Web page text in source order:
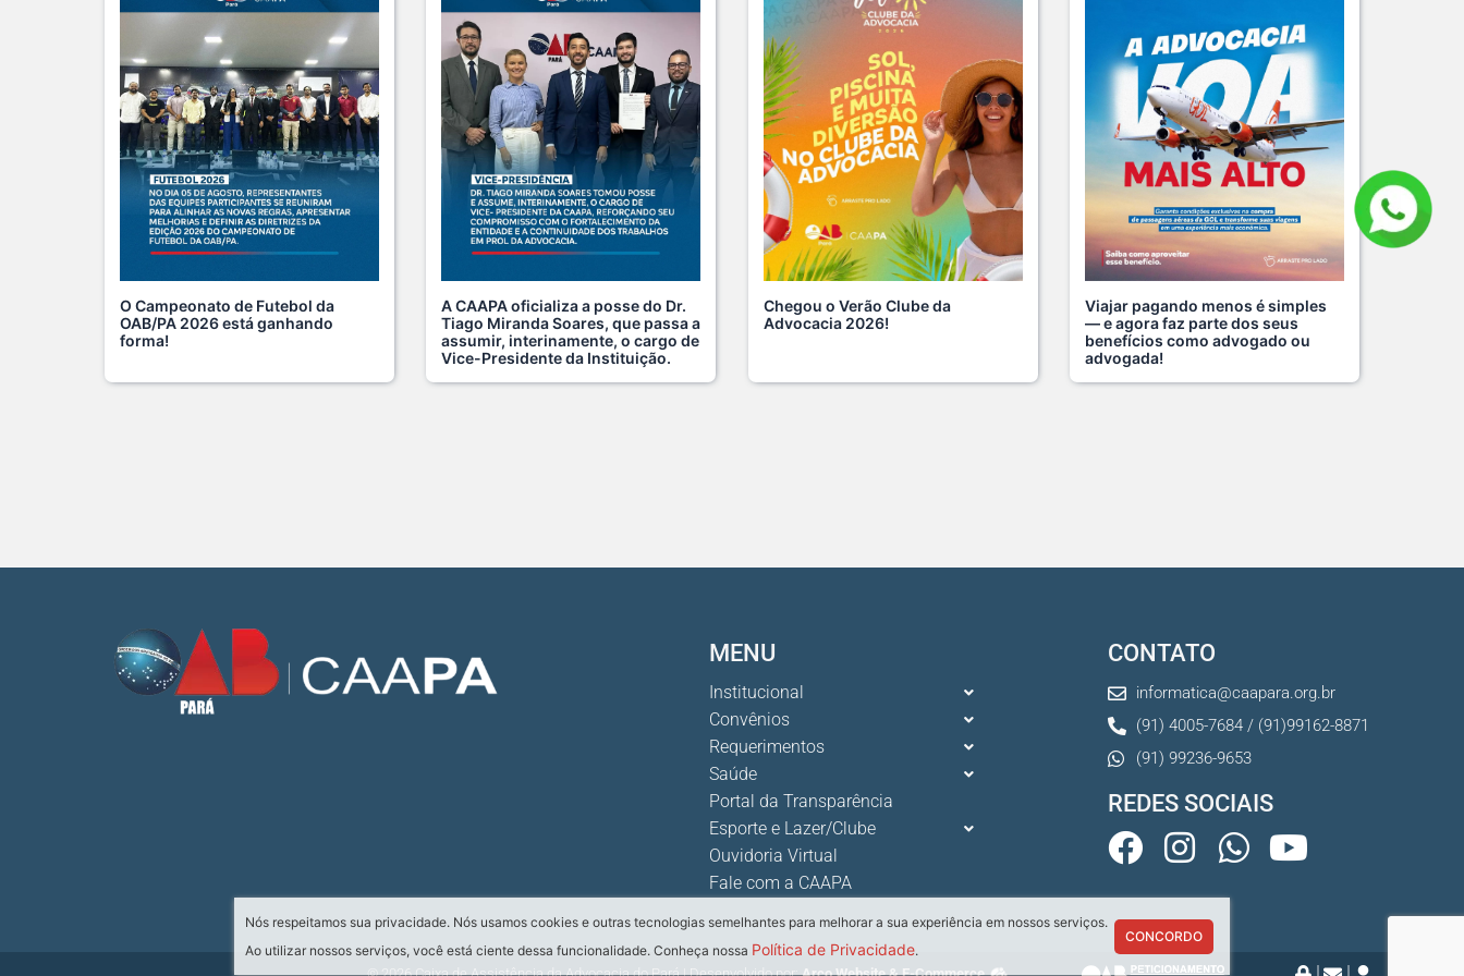
Fim de semana tem endereço certo:
Clube da Advoca s...
18 De Julho De 2026
A saúde da mulher merece atenção
especial em to s...
17 De Julho De 2026
Na manhã de ontem, 14/07, o diretor
de saúde da s...
15 De Julho De 2026
Cuidar da mente também é cuidar
10 De Julho De 2026
O Campeonato de Futebol da
OAB/PA 2026 está ganhando
forma!
A CAAPA oficializa a posse do Dr.
Tiago Miranda Soares, que passa a
assumir, interinamente, o cargo de
Vice-Presidente da Instituição.
Chegou o Verão Clube da
Advocacia 2026!
Viajar pagando menos é simples
— e agora faz parte dos seus
benefícios como advogado ou
advogada!
Nós respeitamos sua privacidade. Nós usamos cookies e outras tecnologias semelhantes para melhorar a sua experiência em nossos serviços.
Ao utilizar nossos serviços, você está ciente dessa funcionalidade. Conheça nossa Política de Privacidade.
CONCORDO
MENU
Institucional
Convênios
Requerimentos
Saúde
Portal da Transparência
Esporte e Lazer/Clube
Ouvidoria Virtual
Fale com a CAAPA
CONTATO
informatica@caapara.org.br
(91) 4005-7684 / (91)99162-8871
(91) 99236-9653
REDES SOCIAIS